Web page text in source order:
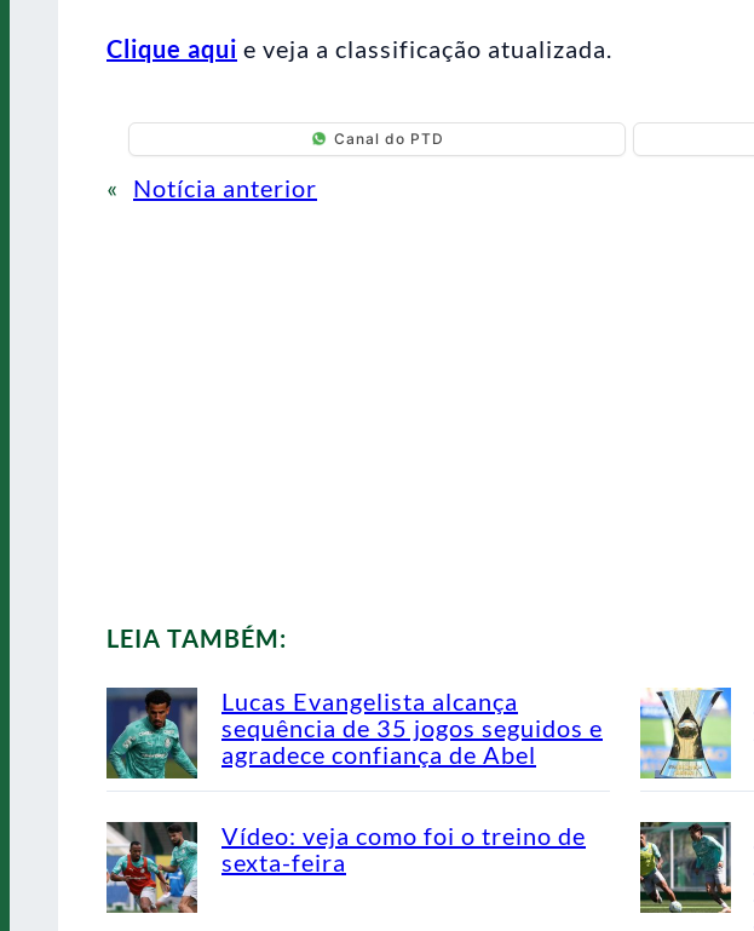
Clique aqui e veja a classificação atualizada.
Canal do PTD
« Notícia anterior
LEIA TAMBÉM:
Lucas Evangelista alcança
sequência de 35 jogos seguidos e
agradece confiança de Abel
Vídeo: veja como foi o treino de
sexta-feira